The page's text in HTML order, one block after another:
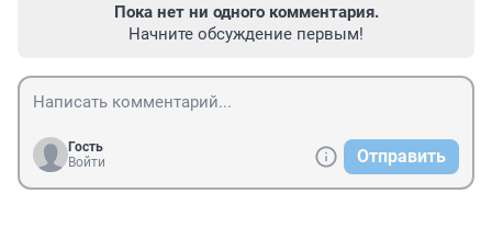
Пока нет ни одного комментария.
Начните обсуждение первым!
Гость
Войти
Отправить